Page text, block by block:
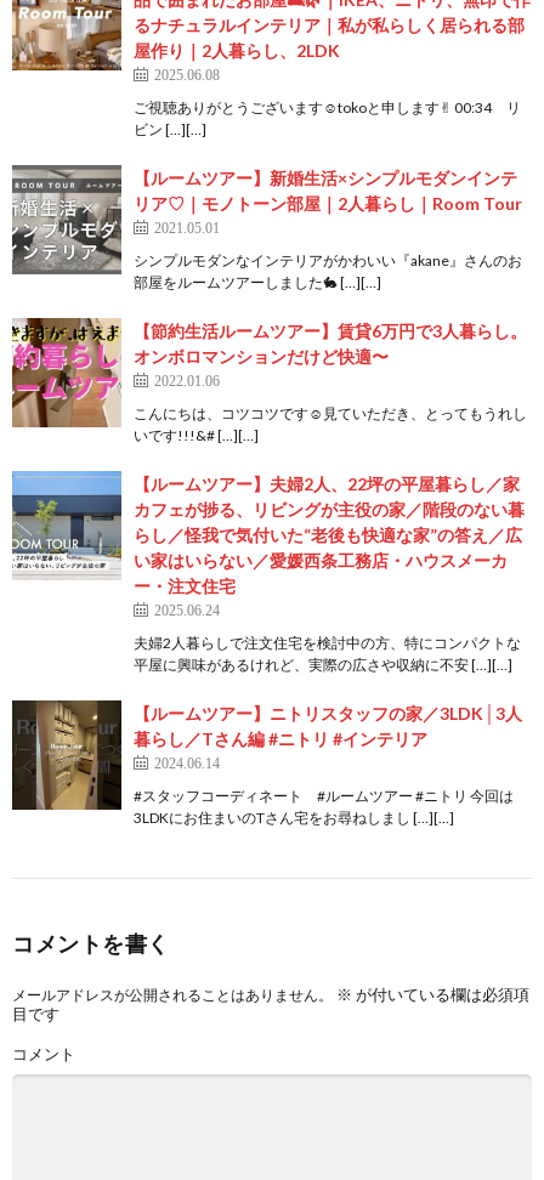
るナチュラルインテリア｜私が私らしく居られる部
屋作り｜2人暮らし、2LDK
2025.06.08
ご視聴ありがとうございます☺︎tokoと申します✌︎ 00:34 リ
ビン […][…]
【ルームツアー】新婚生活×シンプルモダンインテ
リア♡｜モノトーン部屋｜2人暮らし｜Room Tour
2021.05.01
シンプルモダンなインテリアがかわいい『akane』さんのお
部屋をルームツアーしました🐇 […][…]
【節約生活ルームツアー】賃貸6万円で3人暮らし。
オンボロマンションだけど快適〜
2022.01.06
こんにちは、コツコツです☺️見ていただき、とってもうれし
いです!!!&# […][…]
【ルームツアー】夫婦2人、22坪の平屋暮らし／家
カフェが捗る、リビングが主役の家／階段のない暮
らし／怪我で気付いた“老後も快適な家”の答え／広
い家はいらない／愛媛西条工務店・ハウスメーカ
ー・注文住宅
2025.06.24
夫婦2人暮らしで注文住宅を検討中の方、特にコンパクトな
平屋に興味があるけれど、実際の広さや収納に不安 […][…]
【ルームツアー】ニトリスタッフの家／3LDK│3人
暮らし／Tさん編 #ニトリ #インテリア
2024.06.14
#スタッフコーディネート #ルームツアー #ニトリ 今回は
3LDKにお住まいのTさん宅をお尋ねしまし […][…]
コメントを書く
メールアドレスが公開されることはありません。 ※ が付いている欄は必須項
目です
コメント